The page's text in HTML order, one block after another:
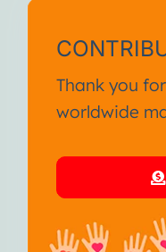
Thank you
worldwide